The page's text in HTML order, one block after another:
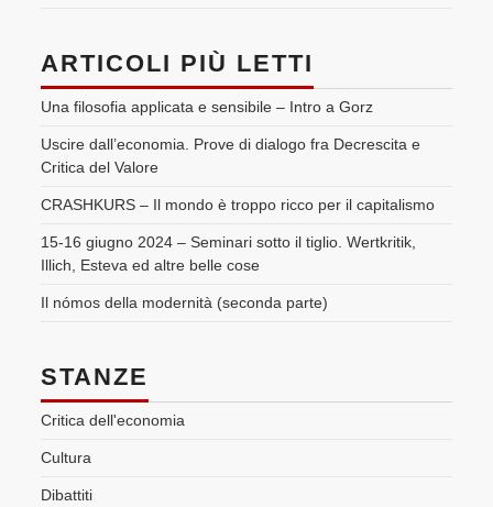
ARTICOLI PIÙ LETTI
Una filosofia applicata e sensibile – Intro a Gorz
Uscire dall’economia. Prove di dialogo fra Decrescita e
Critica del Valore
CRASHKURS – Il mondo è troppo ricco per il capitalismo
15-16 giugno 2024 – Seminari sotto il tiglio. Wertkritik,
Illich, Esteva ed altre belle cose
Il nómos della modernità (seconda parte)
STANZE
Critica dell'economia
Cultura
Dibattiti